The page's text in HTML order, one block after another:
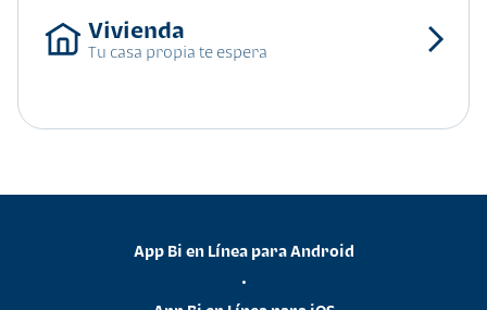
Tu casa propia te espera
App Bi en Línea para Android
•